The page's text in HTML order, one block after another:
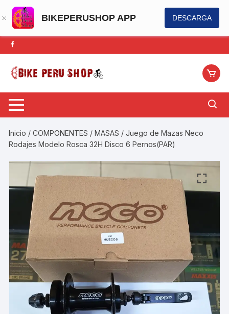
BIKEPERUSHOP APP DESCARGA
Saltar
al
contenido
Inicio /COMPONENTES /MASAS / Juego de Mazas Neco
Rodajes Modelo Rosca 32H Disco 6 Pernos(PAR)